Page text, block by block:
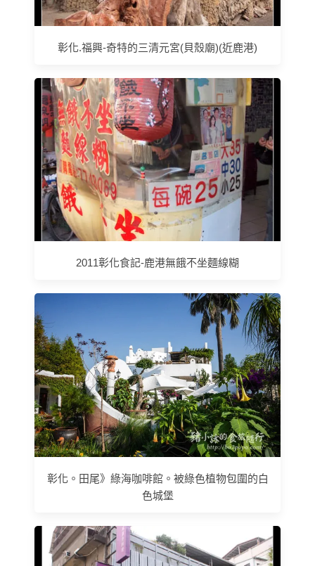
彰化.福興-奇特的三清元宮(貝殼廟)(近鹿港)
2011彰化食記-鹿港無餓不坐麵線糊
彰化。田尾》綠海咖啡館。被綠色植物包圍的白
色城堡